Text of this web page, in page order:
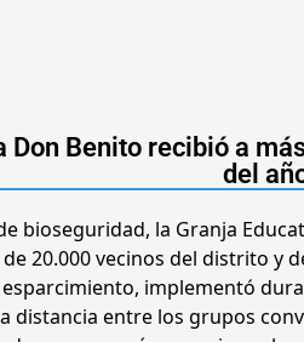
Don Benito recibió a
del
bioseguridad, la Granja
20.000 vecinos del distrito y
implementó
distancia entre los grupos